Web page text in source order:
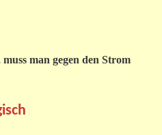
man gegen den Strom